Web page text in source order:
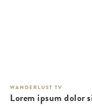
WANDERLUST TV
Lorem ipsum dolor